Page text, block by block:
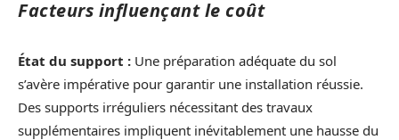
Facteurs influençant le coût
État du support : Une préparation adéquate du sol
s’avère impérative pour garantir une installation réussie.
Des supports irréguliers nécessitant des travaux
supplémentaires impliquent inévitablement une hausse du